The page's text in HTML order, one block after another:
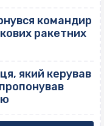
командир
ракетних
який керував